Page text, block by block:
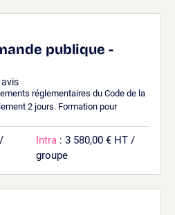
publique -
avis
réglementaires du Code de la
2 jours. Formation pour
Intra : 3 580,00 € HT /
groupe